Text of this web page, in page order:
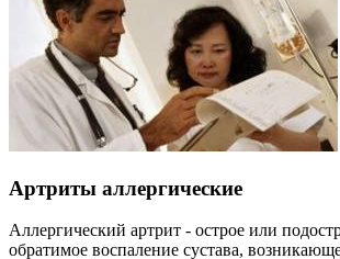
Артриты аллергические
Аллергический артрит - острое или
обратимое воспаление сустава,